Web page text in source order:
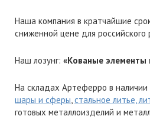
Наша компания в кратчайшие
сниженной цене для
Наш лозунг: «Кованые элементы
На складах Артеферро в
шары и сферы,стальное литье,
готовых металлоизделий и